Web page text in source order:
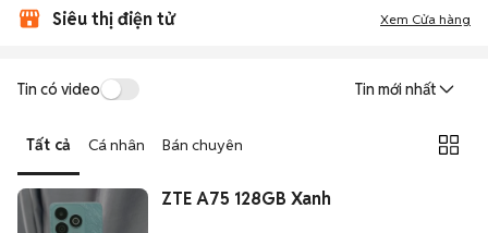
Siêu thị điện tử Xem Cửa hàng
Tin có video Tin mới nhất
Tất cả Cá nhân Bán chuyên
ZTE A75 128GB Xanh